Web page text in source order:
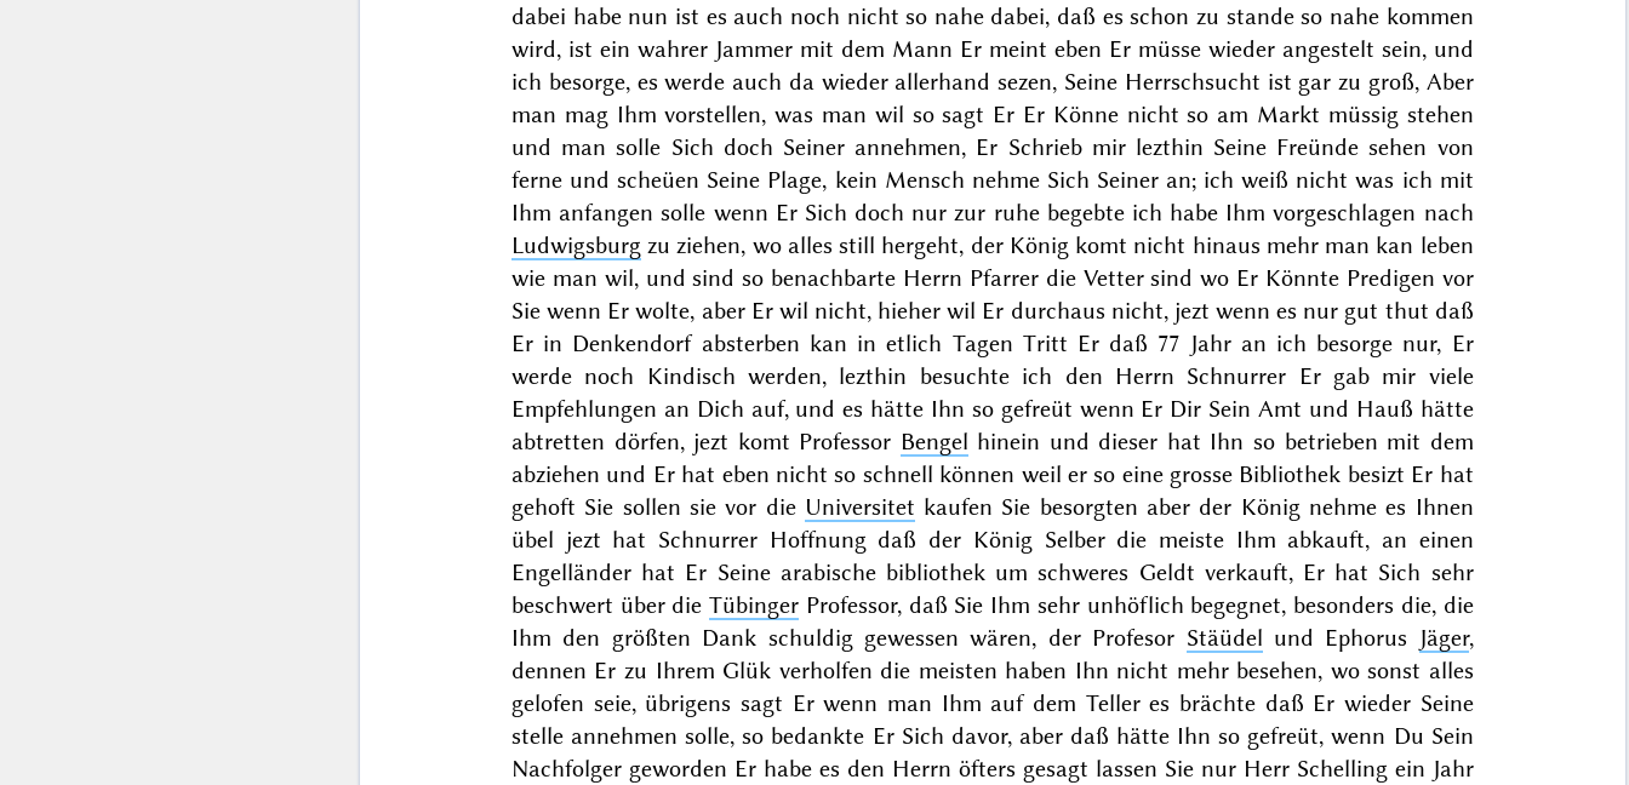
dabei habe nun ist es auch noch nicht so nahe dabei, daß es schon zu stande so nahe kommen
wird, ist ein wahrer Jammer mit dem Mann Er meint eben Er müsse wieder angestelt sein, und
ich besorge, es werde auch da wieder allerhand sezen, Seine Herrschsucht ist gar zu groß, Aber
man mag Ihm vorstellen, was man wil so sagt Er Er Könne nicht so am Markt müssig stehen
und man solle Sich doch Seiner annehmen, Er Schrieb mir lezthin Seine Freünde sehen von
ferne und scheüen Seine Plage, kein Mensch nehme Sich Seiner an; ich weiß nicht was ich mit
Ihm anfangen solle wenn Er Sich doch nur zur ruhe begebte ich habe Ihm vorgeschlagen nach
Ludwigsburg zu ziehen, wo alles still hergeht, der König komt nicht hinaus mehr man kan leben
wie man wil, und sind so benachbarte Herrn Pfarrer die Vetter sind wo Er Könnte Predigen vor
Sie wenn Er wolte, aber Er wil nicht, hieher wil Er durchaus nicht, jezt wenn es nur gut thut daß
Er in Denkendorf absterben kan in etlich Tagen Tritt Er daß 77 Jahr an ich besorge nur, Er
werde noch Kindisch werden, lezthin besuchte ich den Herrn Schnurrer Er gab mir viele
Empfehlungen an Dich auf, und es hätte Ihn so gefreüt wenn Er Dir Sein Amt und Hauß hätte
abtretten dörfen, jezt komt Professor Bengel hinein und dieser hat Ihn so betrieben mit dem
abziehen und Er hat eben nicht so schnell können weil er so eine grosse Bibliothek besizt Er hat
gehoft Sie sollen sie vor die Universitet kaufen Sie besorgten aber der König nehme es Ihnen
übel jezt hat Schnurrer Hoffnung daß der König Selber die meiste Ihm abkauft, an einen
Engelländer hat Er Seine arabische bibliothek um schweres Geldt verkauft, Er hat Sich sehr
beschwert über dieTübinger Professor, daß Sie Ihm sehr unhöflich begegnet, besonders die, die
Ihm den größten Dank schuldig gewessen wären, der Profesor Stäüdel und Ephorus Jäger,
dennen Er zu Ihrem Glük verholfen die meisten haben Ihn nicht mehr besehen, wo sonst alles
gelofen seie, übrigens sagt Er wenn man Ihm auf dem Teller es brächte daß Er wieder Seine
stelle annehmen solle, so bedankte Er Sich davor, aber daß hätte Ihn so gefreüt, wenn Du Sein
Nachfolger geworden Er habe es den Herrn öfters gesagt lassen Sie nur Herr Schelling ein Jahr